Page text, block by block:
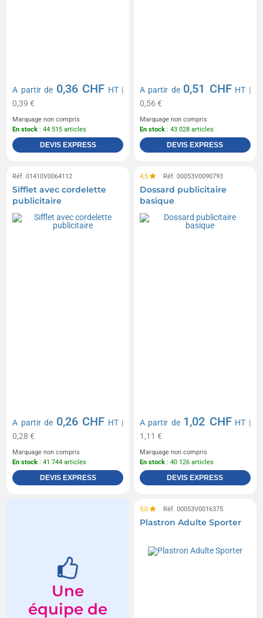
A partir de 0,36 CHF HT|
0,39 €
Marquage non compris
En stock : 44 515 articles
DEVIS EXPRESS
A partir de 0,51 CHF HT |
0,56 €
Marquage non compris
En stock : 43 028 articles
DEVIS EXPRESS
Réf. 01410V0064112
Sifflet avec cordelette
publicitaire
A partir de 0,26 CHF HT|
0,28 €
Marquage non compris
En stock : 41 744 articles
DEVIS EXPRESS
4,5 Réf. 00053V0090793
Dossard publicitaire
basique
A partir de 1,02 CHF HT |
1,11 €
Marquage non compris
En stock : 40 126 articles
DEVIS EXPRESS
Une
équipe de
5,0 Réf. 00053V0016375
Plastron Adulte Sporter